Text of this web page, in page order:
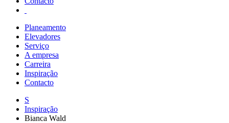
Planeamento
Elevadores
Serviço
A empresa
Carreira
Inspiração
Contacto
S
Inspiração
Bianca Wald